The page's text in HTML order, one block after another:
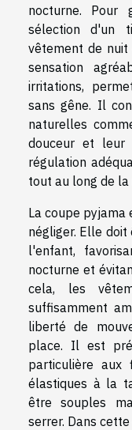
nocturne. Pour
sélection d'un
vêtement de
sensation
irritations,
sans gêne. Il
naturelles
douceur et leur
régulation
tout au long de la
La coupe pyjama
négliger. Elle
l'enfant,
nocturne et
cela, les
suffisamment
liberté de
place. Il est
particulière aux
élastiques à la
être souples
serrer. Dans